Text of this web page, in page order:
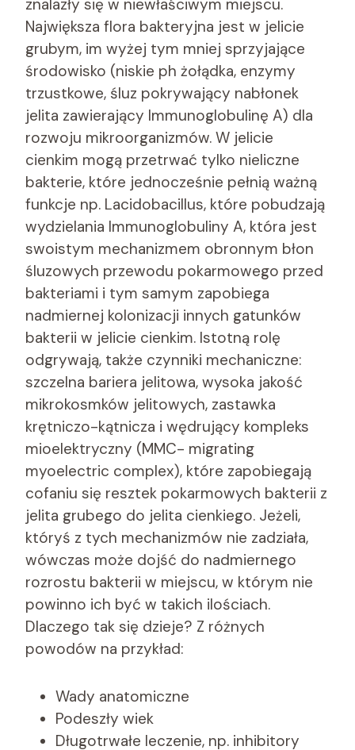
znalazły się w niewłaściwym miejscu.
Największa flora bakteryjna jest w jelicie
grubym, im wyżej tym mniej sprzyjające
środowisko (niskie ph żołądka, enzymy
trzustkowe, śluz pokrywający nabłonek
jelita zawierający Immunoglobulinę A) dla
rozwoju mikroorganizmów. W jelicie
cienkim mogą przetrwać tylko nieliczne
bakterie, które jednocześnie pełnią ważną
funkcje np. Lacidobacillus, które pobudzają
wydzielania Immunoglobuliny A, która jest
swoistym mechanizmem obronnym błon
śluzowych przewodu pokarmowego przed
bakteriami i tym samym zapobiega
nadmiernej kolonizacji innych gatunków
bakterii w jelicie cienkim. Istotną rolę
odgrywają, także czynniki mechaniczne:
szczelna bariera jelitowa, wysoka jakość
mikrokosmków jelitowych, zastawka
krętniczo-kątnicza i wędrujący kompleks
mioelektryczny (MMC- migrating
myoelectric complex), które zapobiegają
cofaniu się resztek pokarmowych bakterii z
jelita grubego do jelita cienkiego. Jeżeli,
któryś z tych mechanizmów nie zadziała,
wówczas może dojść do nadmiernego
rozrostu bakterii w miejscu, w którym nie
powinno ich być w takich ilościach.
Dlaczego tak się dzieje? Z różnych
powodów na przykład:
Wady anatomiczne
Podeszły wiek
Długotrwałe leczenie, np. inhibitory